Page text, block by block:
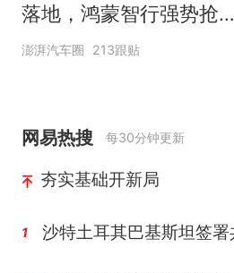
落地，鸿蒙智行强势抢占
自主高端市场制高点
澎湃汽车圈 213跟贴
网易热搜 每30分钟更新
夯实基础开新局
1